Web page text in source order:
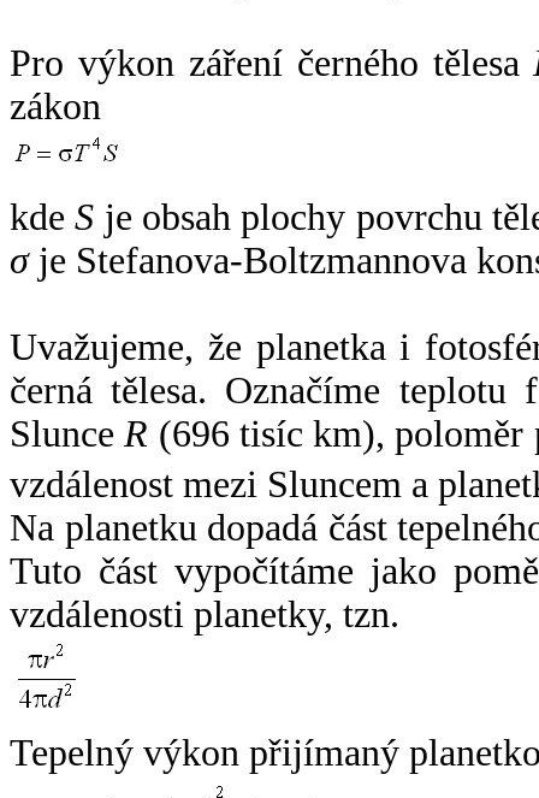
Pro výkon záření černého tělesa
zákon
kdeS je obsah plochy povrchu
σje Stefanova-Boltzmannova
Uvažujeme, že planetka i
černá tělesa. Označíme
SlunceR (696 tisíc km),
vzdálenost mezi Sluncem a
Na planetku dopadá část
Tuto část vypočítáme jako
vzdálenosti planetky, tzn.
Tepelný výkon přijímaný